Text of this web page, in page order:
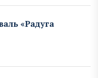
«Радуга